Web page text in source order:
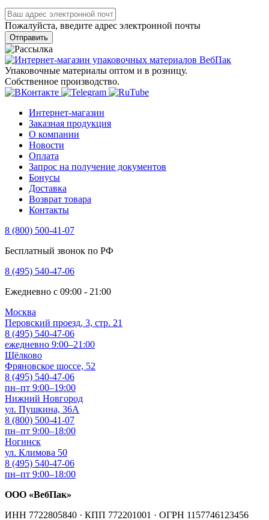
Пожалуйста, введите адрес электронной почты
Отправить
Упаковочные материалы оптом и в розницу.
Собственное производство.
Интернет-магазин
Заказная продукция
О компании
Новости
Оплата
Запрос на получение документов
Бонусы
Доставка
Возврат товара
Контакты
8 (800) 500-41-07
Бесплатный звонок по РФ
8 (495) 540-47-06
Ежедневно с 09:00 - 21:00
Москва
Перовский проезд, 3, стр. 21
8 (495) 540-47-06
ежедневно 9:00–21:00
Щёлково
Фряновское шоссе, 52
8 (495) 540-47-06
пн–пт 9:00–19:00
Нижний Новгород
ул. Пушкина, 36А
8 (800) 500-41-07
пн–пт 9:00–18:00
Ногинск
ул. Климова 50
8 (495) 540-47-06
пн–пт 9:00–18:00
ООО «ВебПак»
ИНН 7722805840 · КПП 772201001 · ОГРН 1157746123456